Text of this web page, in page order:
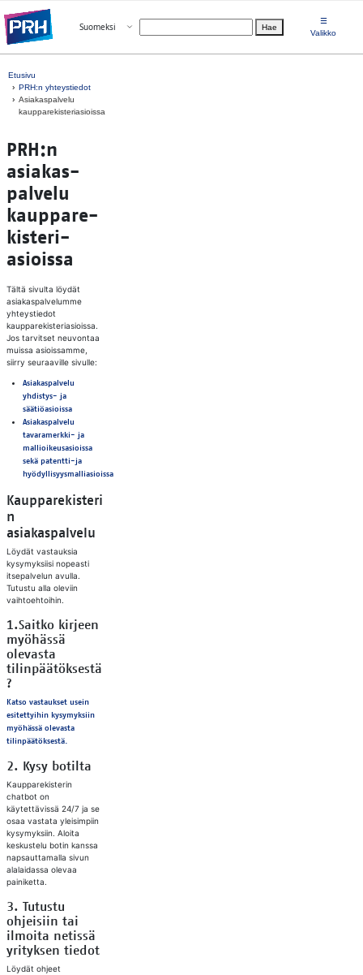
Valitse kieli
Suomeksi Avaa valikko Hae
☰
Valikko
Etusivu
PRH:n yhteystiedot
Asiakaspalvelu
kaupparekisteriasioissa
PRH:n
asia­kas­
pal­ve­lu
kaup­pa­re­
kis­te­ri­
asio­is­sa
Tältä sivulta löydät
asiakaspalvelumme
yhteystiedot
kaupparekisteriasioissa.
Jos tarvitset neuvontaa
muissa asioissamme,
siirry seuraaville sivulle:
Asiakaspalvelu
yhdistys- ja
säätiöasioissa
Asiakaspalvelu
tavaramerkki- ja
mallioikeusasioissa
sekä patentti-ja
hyödyllisyysmalliasioissa
Kaupparekisteri
n
asiakaspalvelu
Löydät vastauksia
kysymyksiisi nopeasti
itsepalvelun avulla.
Tutustu alla oleviin
vaihtoehtoihin.
1.Saitko kirjeen
myöhässä
olevasta
tilinpäätöksestä
?
Katso vastaukset usein
esitettyihin kysymyksiin
myöhässä olevasta
tilinpäätöksestä.
2. Kysy botilta
Kaupparekisterin
chatbot on
käytettävissä 24/7 ja se
osaa vastata yleisimpiin
kysymyksiin. Aloita
keskustelu botin kanssa
napsauttamalla sivun
alalaidassa olevaa
painiketta.
3. Tutustu
ohjeisiin tai
ilmoita netissä
yrityksen tiedot
Löydät ohjeet